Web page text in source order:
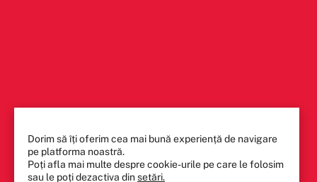
Dorim să îți oferim cea mai bună experiență de navigare
pe platforma noastră.
Poți afla mai multe despre cookie-urile pe care le folosim
sau le poți dezactiva dinsetări.